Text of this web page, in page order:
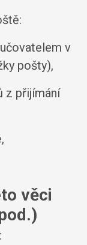
v
pošty),
z přijímání
věci